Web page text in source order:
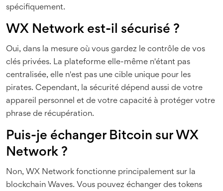
spécifiquement.
WX Network est-il sécurisé ?
Oui, dans la mesure où vous gardez le contrôle de vos
clés privées. La plateforme elle-même n'étant pas
centralisée, elle n'est pas une cible unique pour les
pirates. Cependant, la sécurité dépend aussi de votre
appareil personnel et de votre capacité à protéger votre
phrase de récupération.
Puis-je échanger Bitcoin sur WX
Network ?
Non, WX Network fonctionne principalement sur la
blockchain Waves. Vous pouvez échanger des tokens